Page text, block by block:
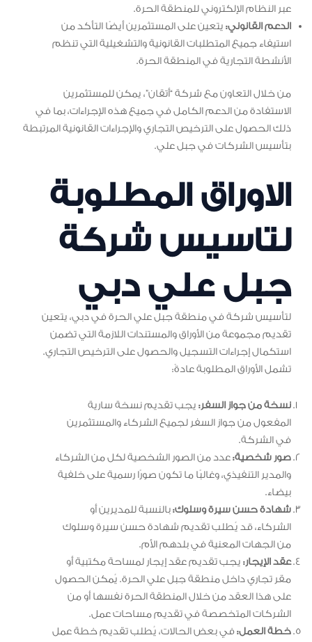
عبر النظام الإلكتروني للمنطقة الحرة.
الدعم القانوني: يتعين على المستثمرين أيضًا التأكد من
استيفاء جميع المتطلبات القانونية والتشغيلية التي تنظم
الأنشطة التجارية في المنطقة الحرة.
من خلال التعاون مع شركة “أتقان”، يمكن للمستثمرين
الاستفادة من الدعم الكامل في جميع هذه الإجراءات، بما في
ذلك الحصول على الترخيص التجاري والإجراءات القانونية المرتبطة
بتأسيس الشركات في جبل علي.
الاوراق المطلوبة
لتاسيس شركة
جبل علي دبي
لتأسيس شركة في منطقة جبل علي الحرة في دبي، يتعين
تقديم مجموعة من الأوراق والمستندات اللازمة التي تضمن
استكمال إجراءات التسجيل والحصول على الترخيص التجاري.
تشمل الأوراق المطلوبة عادةً:
نسخة من جواز السفر: يجب تقديم نسخة سارية
المفعول من جواز السفر لجميع الشركاء والمستثمرين
في الشركة.
صور شخصية:عدد من الصور الشخصية لكل من الشركاء
والمدير التنفيذي، وغالبًا ما تكون صورًا رسمية على خلفية
بيضاء.
شهادة حسن سيرة وسلوك:بالنسبة للمديرين أو
الشركاء، قد يُطلب تقديم شهادة حسن سيرة وسلوك
من الجهات المعنية في بلدهم الأم.
عقد الإيجار: يجب تقديم عقد إيجار لمساحة مكتبية أو
مقر تجاري داخل منطقة جبل علي الحرة. يُمكن الحصول
على هذا العقد من خلال المنطقة الحرة نفسها أو من
الشركات المتخصصة في تقديم مساحات عمل.
خطة العمل:في بعض الحالات، يُطلب تقديم خطة عمل